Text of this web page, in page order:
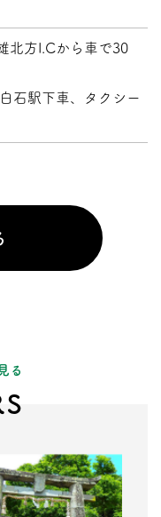
北方I.Cから車で30
石駅下車、タクシー
る